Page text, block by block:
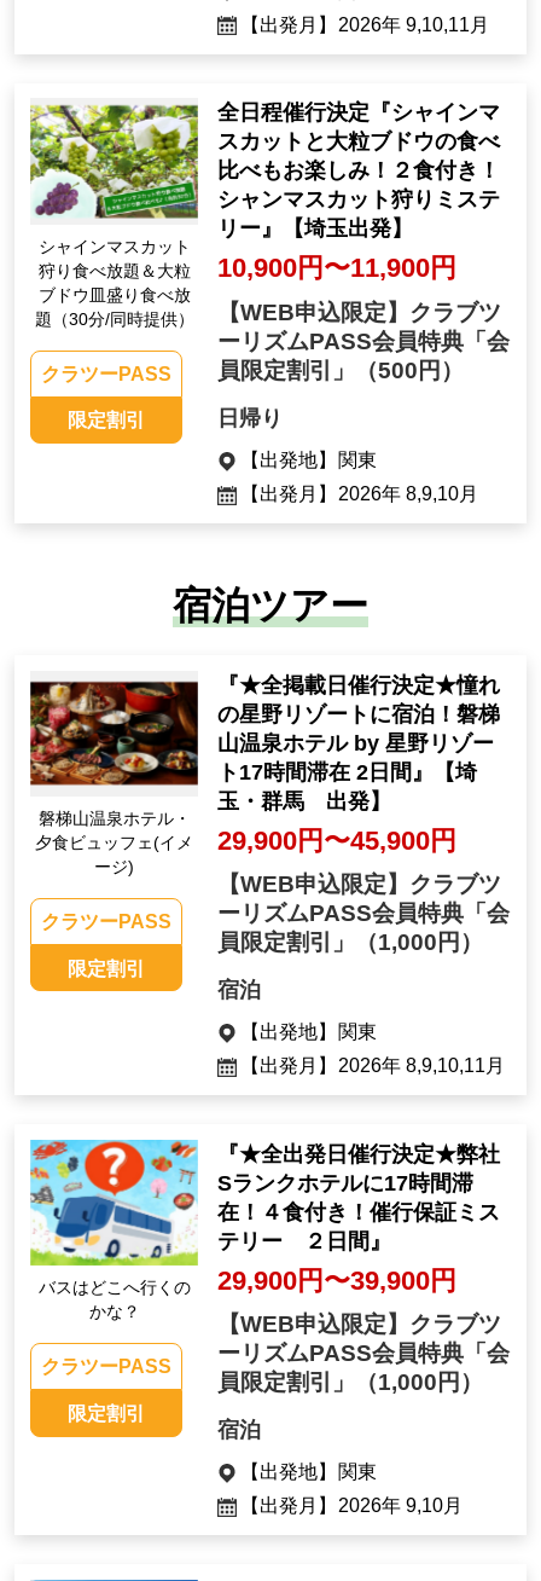
【出発月】 2026年 9,10,11月
シャインマスカット
狩り食べ放題＆大粒
ブドウ皿盛り食べ放
題（30分/同時提供）
クラツーPASS
限定割引
全日程催行決定『シャインマ
スカットと大粒ブドウの食べ
比べもお楽しみ！２食付き！
シャンマスカット狩りミステ
リー』【埼玉出発】
10,900円〜11,900円
【WEB申込限定】クラブツ
ーリズムPASS会員特典「会
員限定割引」
（500円）
日帰り
【出発地】 関東
【出発月】 2026年 8,9,10月
宿泊ツアー
磐梯山温泉ホテル・
夕食ビュッフェ(イメ
ージ)
クラツーPASS
限定割引
『★全掲載日催行決定★憧れ
の星野リゾートに宿泊！磐梯
山温泉ホテル by 星野リゾー
ト17時間滞在 2日間』【埼
玉・群馬 出発】
29,900円〜45,900円
【WEB申込限定】クラブツ
ーリズムPASS会員特典「会
員限定割引」
（1,000円）
宿泊
【出発地】 関東
【出発月】 2026年 8,9,10,11月
バスはどこへ行くの
かな？
クラツーPASS
限定割引
『★全出発日催行決定★弊社
Sランクホテルに17時間滞
在！４食付き！催行保証ミス
テリー ２日間』
29,900円〜39,900円
【WEB申込限定】クラブツ
ーリズムPASS会員特典「会
員限定割引」
（1,000円）
宿泊
【出発地】 関東
【出発月】 2026年 9,10月